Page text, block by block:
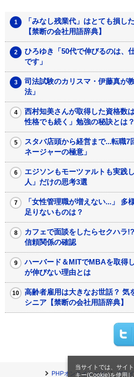
当サイトでは、サイ
キー(Cookie)を使用
「みなし残業代」はとても損
【禁断の会社用語辞典】
ひろゆき「50代で伸びるのは、
です」
司法試験のカリスマ・伊藤真が
法」
西村知美さんが取得した資格数
性格でも続く」勉強の秘訣とは？
スタバ店頭から経営まで...転職7
ネージャーの極意」
エジソンもモーツァルトも実践
人」だけの思考3選
「女性管理職が増えない...」 多
足りないものは？
カフェで面談をしたらセクハラ
信頼関係の確認
ハーバード＆MITでMBAを取得
が伸びない理由とは
高齢者雇用は大きなお世話？ 気
シニア【禁断の会社用語辞典】
PHPオンラインとは プラ